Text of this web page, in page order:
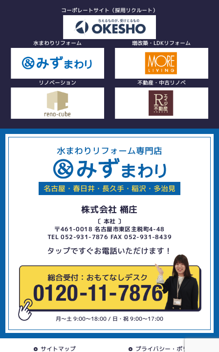
コーポレートサイト（採用リクルート）
水まわりリフォーム 増改築・LDKリフォーム
リノベーション 不動産・中古リノベ
水まわりリフォーム専門店
名古屋・春日井・長久手・稲沢・多治見
株式会社 桶庄
〔 本社 〕
〒461-0018 名古屋市東区主税町4-48
TEL 052-931-7876 FAX 052-931-8439
タップですぐお電話いただけます！
月〜土 9:00〜18:00 / 日・祝 9:00〜17:00
サイトマップ プライバシー・ポリシー